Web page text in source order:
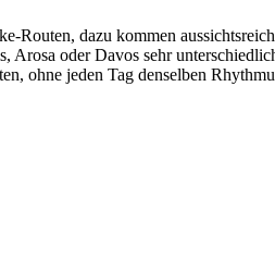
Routen, dazu kommen
oder Davos sehr
ohne jeden Tag denselben